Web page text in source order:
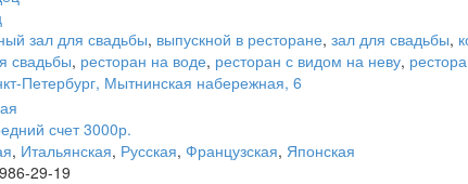
зал для свадьбы, выпускной в ресторане, зал для свадьбы,
свадьбы, ресторан на воде, ресторан с видом на неву,
Петербург, Мытнинская набережная, 6
счет 3000р.
, Итальянская, Русская, Французская, Японская
29-19